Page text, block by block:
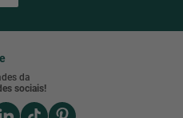
da
sociais!